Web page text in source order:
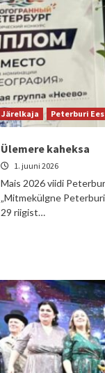
Järelkaja Peterburi
Ülemere kaheksa
1. juuni 2026
Mais 2026 viidi
„Mitmekülgne
29 riigist…